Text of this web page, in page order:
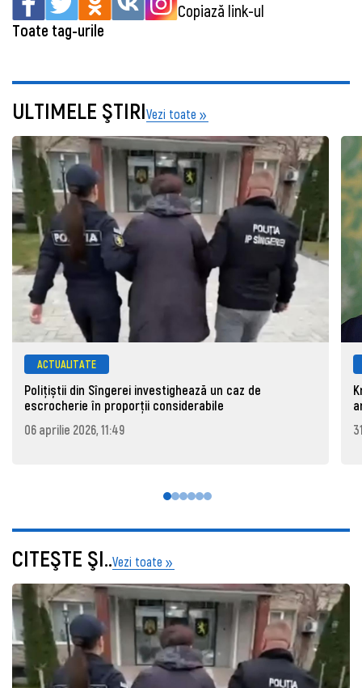
Copiază link-ul
Toate tag-urile
ULTIMELE ŞTIRIVezi toate
ACTUALITATE
Polițiștii din Sîngerei investighează un caz de
escrocherie în proporții considerabile
06 aprilie 2026, 11:49
CITEŞTE ŞI..Vezi toate